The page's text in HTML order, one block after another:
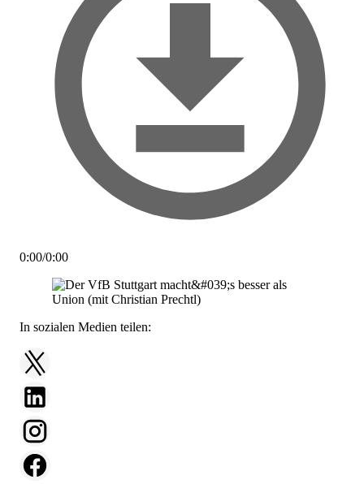
0:00/0:00
In sozialen Medien teilen: